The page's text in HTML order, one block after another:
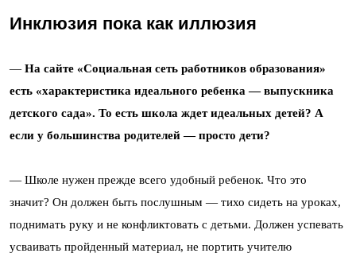
Инклюзия пока как иллюзия
— На сайте «Социальная сеть работников образования»
есть «характеристика идеального ребенка — выпускника
детского сада». То есть школа ждет идеальных детей? А
если у большинства родителей — просто дети?
— Школе нужен прежде всего удобный ребенок. Что это
значит? Он должен быть послушным — тихо сидеть на уроках,
поднимать руку и не конфликтовать с детьми. Должен успевать
усваивать пройденный материал, не портить учителю